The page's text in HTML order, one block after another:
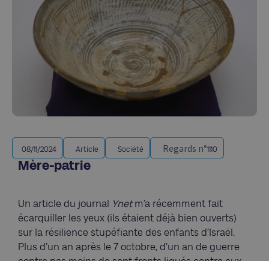
08/11/2024 Article Société Regards n°1110
Mère-patrie
Un article du journal Ynetm’a récemment fait
écarquiller les yeux (ils étaient déjà bien ouverts)
sur la résilience stupéfiante des enfants d’Israël.
Plus d’un an après le 7 octobre, d’un an de guerre